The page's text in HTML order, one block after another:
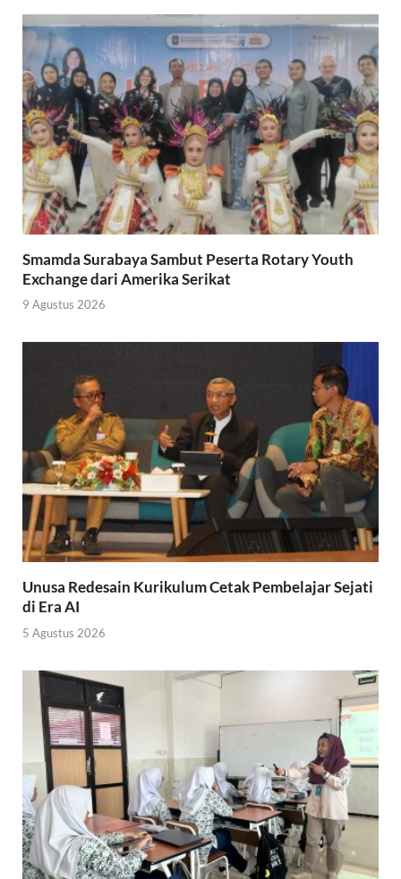
Smamda Surabaya Sambut Peserta Rotary Youth
Exchange dari Amerika Serikat
9 Agustus 2026
Unusa Redesain Kurikulum Cetak Pembelajar Sejati
di Era AI
5 Agustus 2026